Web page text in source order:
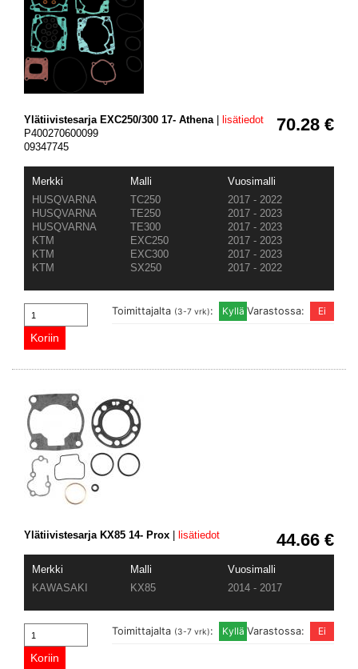
70.28 €
Ylätiivistesarja EXC250/300 17- Athena|
lisätiedot
P400270600099
09347745
Merkki Malli
Vuosimalli
HUSQVARNA
TC250
2017 - 2022
HUSQVARNA
TE250
2017 - 2023
HUSQVARNA
TE300
2017 - 2023
KTM
EXC250
2017 - 2023
KTM
EXC300
2017 - 2023
KTM
SX250 2017 - 2022
Varastossa:
Toimittajalta (3-7 vrk):
44.66 €
Ylätiivistesarja KX85 14- Prox lisätiedot
Merkki Malli
Vuosimalli
KAWASAKI
KX85 2014 - 2017
Varastossa:
Toimittajalta (3-7 vrk):